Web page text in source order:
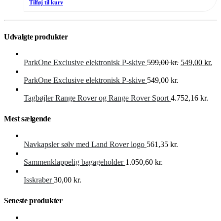
Tilføj til kurv
Udvalgte produkter
ParkOne Exclusive elektronisk P-skive 599,00kr. Den
599,00 kr..
549,00 kr.
ParkOne Exclusive elektronisk P-skive 549,00 kr.
Tagbøjler Range Rover og Range Rover Sport 4.752,16 kr.
Mest sælgende
Navkapsler sølv med Land Rover logo 561,35 kr.
Sammenklappelig bagageholder 1.050,60 kr.
Isskraber 30,00 kr.
Seneste produkter